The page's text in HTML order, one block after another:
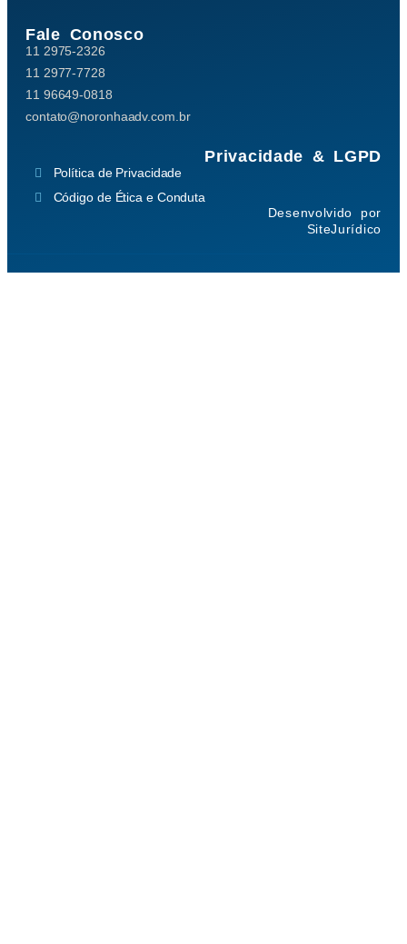
Fale Conosco
11 2975-2326
11 2977-7728
11 96649-0818
contato@noronhaadv.com.br
Privacidade & LGPD
Política de Privacidade
Código de Ética e Conduta
Desenvolvido por
SiteJurídico